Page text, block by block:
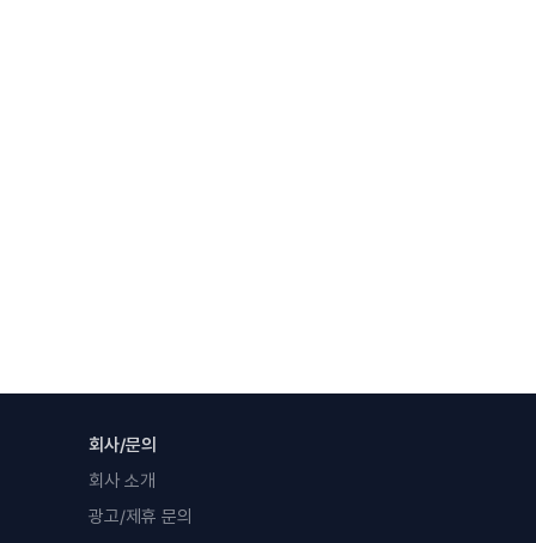
회사/문의
회사 소개
광고/제휴 문의